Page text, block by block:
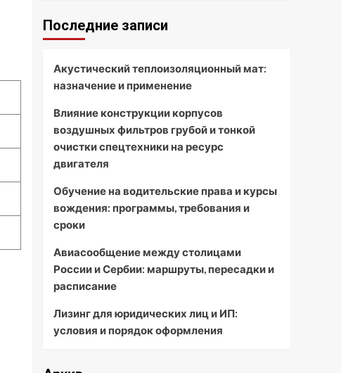
Последние записи
Акустический теплоизоляционный мат:
назначение и применение
Влияние конструкции корпусов
воздушных фильтров грубой и тонкой
очистки спецтехники на ресурс
двигателя
Обучение на водительские права и курсы
вождения: программы, требования и
сроки
Авиасообщение между столицами
России и Сербии: маршруты, пересадки и
расписание
Лизинг для юридических лиц и ИП:
условия и порядок оформления